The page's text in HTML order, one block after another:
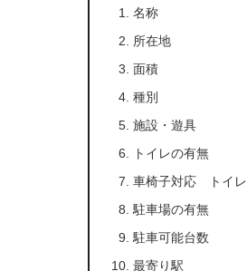
名称
所在地
面積
種別
施設・遊具
トイレの有無
車椅子対応 トイレ
駐車場の有無
駐車可能台数
最寄り駅